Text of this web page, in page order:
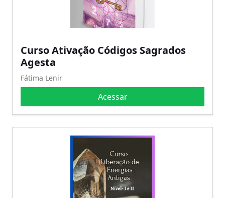
Curso Ativação Códigos Sagrados
Agesta
Fátima Lenir
Acessar